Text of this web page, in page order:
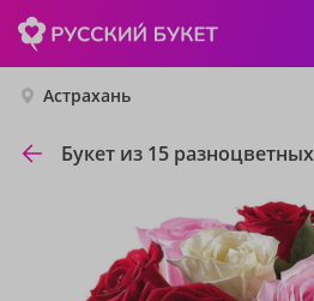
Астрахань
Букет из 15